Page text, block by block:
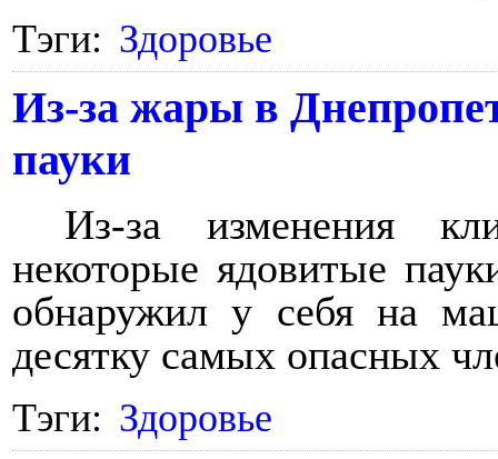
Тэги: Здоровье
Из-за жары в
пауки
Из-за изменения
некоторые ядовитые
обнаружил у себя на
десятку самых опасных
Тэги: Здоровье